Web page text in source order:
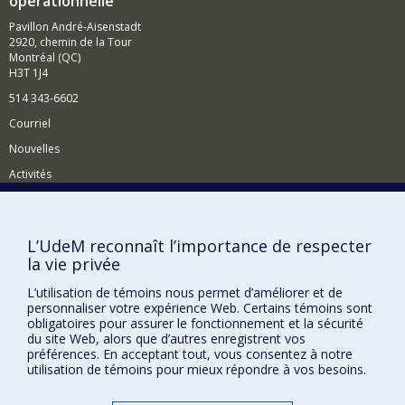
Pavillon André-Aisenstadt
2920, chemin de la Tour
Montréal (QC)
H3T 1J4
514 343-6602
Courriel
Nouvelles
Activités
BESOIN D'AIDE?
Plan du site
Signaler une erreur
Accessibilité
FACULTÉ DES ARTS ET DES SCIENCES
L’UdeM reconnaît l’importance de respecter
la vie privée
L’utilisation de témoins nous permet d’améliorer et de
personnaliser votre expérience Web. Certains témoins sont
obligatoires pour assurer le fonctionnement et la sécurité
du site Web, alors que d’autres enregistrent vos
préférences. En acceptant tout, vous consentez à notre
utilisation de témoins pour mieux répondre à vos besoins.